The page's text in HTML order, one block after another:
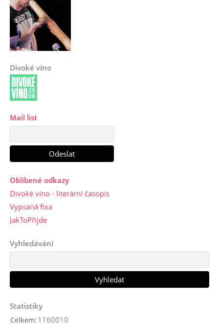
Divoké víno
Mail list
Oblíbené odkazy
Divoké víno - literární časopis
Vypsaná fixa
JakToPřijde
Vyhledávání
Statistiky
Celkem: 1160010